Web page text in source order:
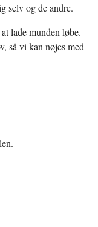
selv og de andre.
lade munden løbe.
så vi kan nøjes med